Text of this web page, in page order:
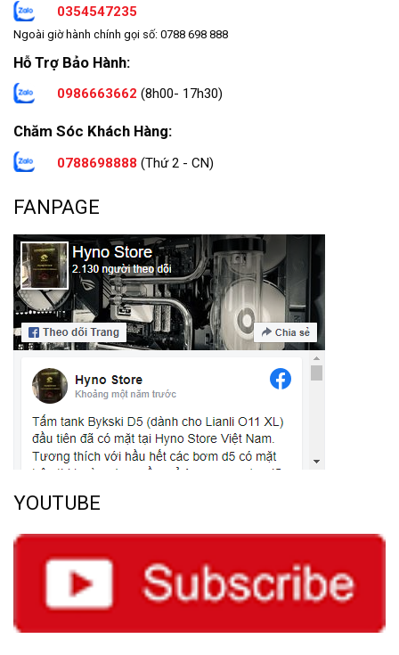
0354547235
Ngoài giờ hành chính gọi số: 0788 698 888
Hỗ Trợ Bảo Hành:
0986663662 (8h00- 17h30)
Chăm Sóc Khách Hàng:
0788698888 (Thứ 2 - CN)
FANPAGE
YOUTUBE